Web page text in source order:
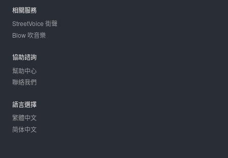
相關服務
StreetVoice 街聲
Blow 吹音樂
協助諮詢
幫助中心
聯絡我們
語言選擇
繁體中文
简体中文